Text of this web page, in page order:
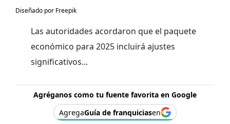
Diseñado por Freepik
Las autoridades acordaron que el paquete
económico para 2025 incluirá ajustes
significativos...
Agréganos como tu fuente favorita en Google
AgregaGuía de franquiciasen